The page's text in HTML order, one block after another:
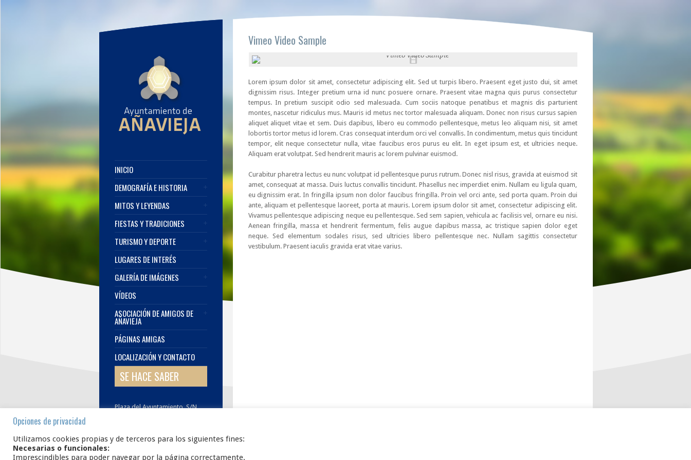
Vimeo Video Sample
Lorem ipsum dolor sit amet, consectetur adipiscing elit. Sed ut turpis libero. Praesent eget justo dui, sit amet
dignissim risus. Integer pretium urna id nunc posuere ornare. Praesent vitae magna quis purus consectetur
tempus. In pretium suscipit odio sed malesuada. Cum sociis natoque penatibus et magnis dis parturient
montes, nascetur ridiculus mus. Mauris id metus nec tortor malesuada aliquam. Donec non risus cursus sapien
aliquet aliquet vitae et sem. Duis dapibus, libero eu commodo pellentesque, metus leo aliquam nisi, sit amet
lobortis tortor metus id lorem. Cras consequat interdum orci vel convallis. In condimentum, metus quis tincidunt
tempor, elit neque consectetur nulla, vitae faucibus eros purus eu elit. In eget ipsum est, et ultricies neque.
Aliquam erat volutpat. Sed hendrerit mauris ac lorem pulvinar euismod.
Curabitur pharetra lectus eu nunc volutpat id pellentesque purus rutrum. Donec nisl risus, gravida at euismod sit
amet, consequat at massa. Duis luctus convallis tincidunt. Phasellus nec imperdiet enim. Nullam eu ligula quam,
eu dignissim erat. In fringilla ipsum non dolor faucibus fringilla. Proin vel orci ante, sed porta quam. Proin dui
ante, aliquam et pellentesque laoreet, porta at mauris. Lorem ipsum dolor sit amet, consectetur adipiscing elit.
Vivamus pellentesque adipiscing neque eu pellentesque. Sed sem sapien, vehicula ac facilisis vel, ornare eu nisi.
Aenean fringilla, massa et hendrerit fermentum, felis augue dapibus massa, ac tristique sapien dolor eget
neque. Sed elementum sodales risus, sed ultricies libero pellentesque nec. Nullam sagittis consectetur
vestibulum. Praesent iaculis gravida erat vitae varius.
INICIO
DEMOGRAFÍA E HISTORIA
MITOS Y LEYENDAS
FIESTAS Y TRADICIONES
TURISMO Y DEPORTE
LUGARES DE INTERÉS
GALERÍA DE IMÁGENES
VÍDEOS
ASOCIACIÓN DE AMIGOS DE
AÑAVIEJA
PÁGINAS AMIGAS
LOCALIZACIÓN Y CONTACTO
SE HACE SABER
Plaza del Ayuntamiento, S/N.
E.infoanavieja@gmail.com
www.añavieja.es
Opciones de privacidad
Utilizamos cookies propias y de terceros para los siguientes fines:
Necesarias o funcionales:
Imprescindibles para poder navegar por la página correctamente.